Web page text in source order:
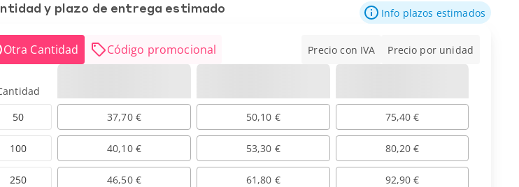
y plazo de entrega estimado Info plazos estimados
Otra Cantidad Código promocional Precio con IVA Precio por unidad
50
100
250
37,70 € 50,10 € 75,40 €
40,10 € 53,30 € 80,20 €
46,50 € 61,80 € 92,90 €